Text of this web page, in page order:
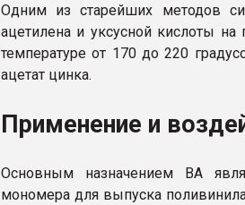
Одним из старейших методов
ацетилена и уксусной кислоты на
температуре от 170 до 220
ацетат цинка.
Применение и
Основным назначением ВА
мономера для выпуска